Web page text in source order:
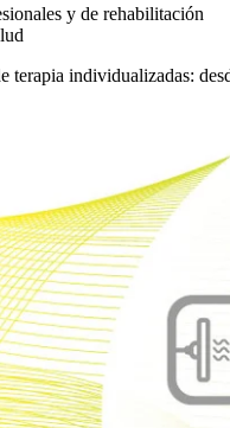
y de rehabilitación
individualizadas: